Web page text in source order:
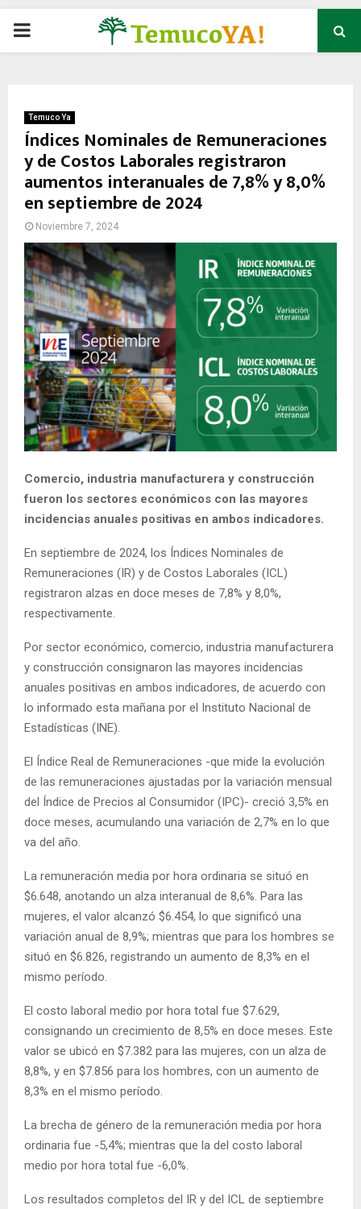
P
M
A
R
Y
M
E
N
Temuco Ya
Índices Nominales de Remuneraciones
y de Costos Laborales registraron
aumentos interanuales de 7,8% y 8,0%
en septiembre de 2024
Noviembre 7, 2024
Comercio, industria manufacturera y construcción
fueron los sectores económicos con las mayores
incidencias anuales positivas en ambos indicadores.
En septiembre de 2024, los Índices Nominales de
Remuneraciones (IR) y de Costos Laborales (ICL)
registraron alzas en doce meses de 7,8% y 8,0%,
respectivamente.
Por sector económico, comercio, industria manufacturera
y construcción consignaron las mayores incidencias
anuales positivas en ambos indicadores, de acuerdo con
lo informado esta mañana por el Instituto Nacional de
Estadísticas (INE).
El Índice Real de Remuneraciones -que mide la evolución
de las remuneraciones ajustadas por la variación mensual
del Índice de Precios al Consumidor (IPC)- creció 3,5% en
doce meses, acumulando una variación de 2,7% en lo que
va del año.
La remuneración media por hora ordinaria se situó en
$6.648, anotando un alza interanual de 8,6%. Para las
mujeres, el valor alcanzó $6.454, lo que significó una
variación anual de 8,9%; mientras que para los hombres se
situó en $6.826, registrando un aumento de 8,3% en el
mismo período.
El costo laboral medio por hora total fue $7.629,
consignando un crecimiento de 8,5% en doce meses. Este
valor se ubicó en $7.382 para las mujeres, con un alza de
8,8%, y en $7.856 para los hombres, con un aumento de
8,3% en el mismo período.
La brecha de género de la remuneración media por hora
ordinaria fue -5,4%; mientras que la del costo laboral
medio por hora total fue -6,0%.
Los resultados completos del IR y del ICL de septiembre